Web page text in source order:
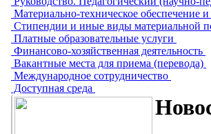
Материально-техническое обеспечение
Стипендии и иные виды материальной
Платные образовательные услуги
Финансово-хозяйственная деятельность
Вакантные места для приема (перевода)
Международное сотрудничество
Доступная среда